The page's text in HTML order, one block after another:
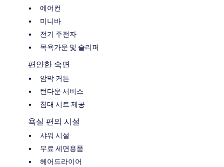
에어컨
미니바
전기 주전자
목욕가운 및 슬리퍼
편안한 숙면
암막 커튼
턴다운 서비스
침대 시트 제공
욕실 편의 시설
샤워 시설
무료 세면용품
헤어드라이어